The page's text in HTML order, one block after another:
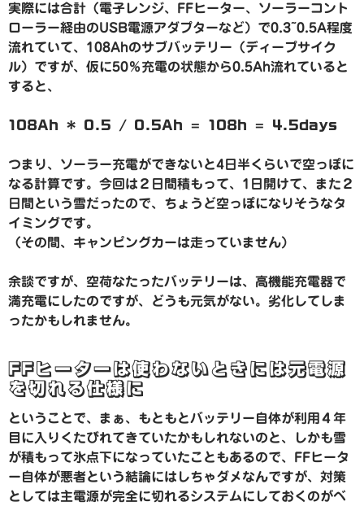
実際には合計（電子レンジ、FFヒーター、ソーラーコント
ローラー経由のUSB電源アダプターなど）で0.3~0.5A程度
流れていて、108Ahのサブバッテリー（ディープサイク
ル）ですが、仮に50％充電の状態から0.5Ah流れていると
すると、
108Ah * 0.5 / 0.5Ah = 108h = 4.5days
つまり、ソーラー充電ができないと4日半くらいで空っぽに
なる計算です。今回は２日間積もって、1日開けて、また２
日間という雪だったので、ちょうど空っぽになりそうなタ
イミングです。
（その間、キャンピングカーは走っていません）
余談ですが、空荷なたったバッテリーは、高機能充電器で
満充電にしたのですが、どうも元気がない。劣化してしま
ったかもしれません。
FFヒーターは使わないときには元電源
を切れる仕様に
ということで、まぁ、もともとバッテリー自体が利用４年
目に入りくたびれてきていたかもしれないのと、しかも雪
が積もって氷点下になっていたこともあるので、FFヒータ
ー自体が悪者という結論にはしちゃダメなんですが、対策
としては主電源が完全に切れるシステムにしておくのがベ